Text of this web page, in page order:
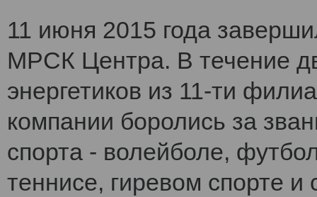
11 июня 2015 года
МРСК Центра. В течение
энергетиков из 11-ти
компании боролись за
спорта - волейболе,
теннисе, гиревом спорте и